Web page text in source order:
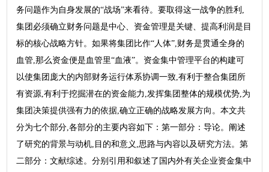
务问题作为自身发展的“战场”来看待。要取得这一战争的胜利,
集团必须确立财务问题是中心、资金管理是关键、提高利润是目
标的核心战略方针。如果将集团比作“人体”,财务是贯通全身的
血管,那么资金便是血管里“血液”。资金集中管理平台的构建可
以使集团庞大的内部财务运行体系协调一致,有利于整合集团所
有资源,有利于挖掘潜在的资金能力,发挥集团整体的规模优势,为
集团决策提供强有力的依据,确立正确的战略发展方向。本文共
分为七个部分,各部分的主要内容如下：第一部分：导论。阐述
了研究的背景与动机,目的和意义,思路与内容以及研究方法。第
二部分：文献综述。分别引用和叙述了国内外有关企业资金集中